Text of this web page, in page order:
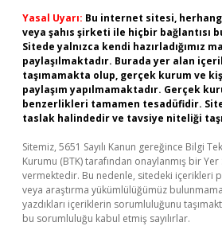
Yasal Uyarı: Bu internet sitesi,
veya şahıs şirketi ile hiçbir bağlantısı
Sitede yalnızca kendi hazırladığımız
paylaşılmaktadır. Burada yer alan
taşımamakta olup, gerçek kurum ve
paylaşım yapılmamaktadır. Gerçek
benzerlikleri tamamen tesadüfidir.
taslak halindedir ve tavsiye niteliği
Sitemiz, 5651 Sayılı Kanun gereğince Bilgi
Kurumu (BTK) tarafından onaylanmış bir Yer
vermektedir. Bu nedenle, sitedeki içerikleri
veya araştırma yükümlülüğümüz
yazdıkları içeriklerin sorumluluğunu
bu sorumluluğu kabul etmiş sayılırlar.